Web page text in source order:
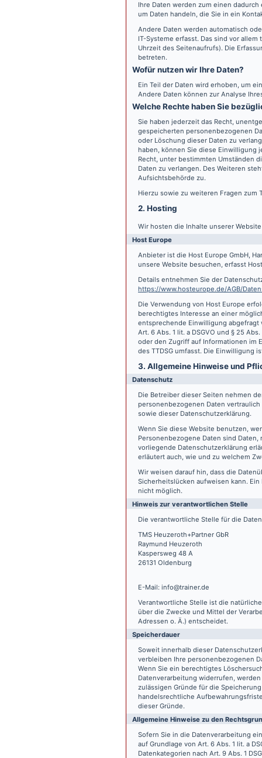
Ihre Daten werden zum einen
um Daten handeln, die Sie in ein
Andere Daten werden automatisch
IT-Systeme erfasst. Das sind vor
Uhrzeit des Seitenaufrufs). Die
betreten.
Wofür nutzen wir Ihre Daten?
Ein Teil der Daten wird erhoben, um
Andere Daten können zur Analyse
Welche Rechte haben Sie
Sie haben jederzeit das Recht,
gespeicherten personenbezogenen
oder Löschung dieser Daten zu
haben, können Sie diese Einwilligung
Recht, unter bestimmten Umständen
Daten zu verlangen. Des Weiteren
Aufsichtsbehörde zu.
Hierzu sowie zu weiteren Fragen zum
2. Hosting
Wir hosten die Inhalte unserer
Host Europe
Anbieter ist die Host Europe GmbH,
unsere Website besuchen, erfasst
Details entnehmen Sie der
https://www.hosteurope.de/AGB/
Die Verwendung von Host Europe
berechtigtes Interesse an einer
entsprechende Einwilligung abgefragt
Art. 6 Abs. 1 lit. a DSGVO und § 25
oder den Zugriff auf Informationen im
des TTDSG umfasst. Die Einwilligung
3. Allgemeine Hinweise und
Datenschutz
Die Betreiber dieser Seiten nehmen
personenbezogenen Daten
sowie dieser Datenschutzerklärung.
Wenn Sie diese Website benutzen,
Personenbezogene Daten sind
vorliegende Datenschutzerklärung
erläutert auch, wie und zu welchem
Wir weisen darauf hin, dass die
Sicherheitslücken aufweisen kann.
nicht möglich.
Hinweis zur verantwortlichen Stelle
Die verantwortliche Stelle für die
TMS Heuzeroth+Partner GbR
Raymund Heuzeroth
Kaspersweg 48 A
26131 Oldenburg
E-Mail: info@trainer.de
Verantwortliche Stelle ist die
über die Zwecke und Mittel der
Adressen o. Ä.) entscheidet.
Speicherdauer
Soweit innerhalb dieser
verbleiben Ihre personenbezogenen
Wenn Sie ein berechtigtes
Datenverarbeitung widerrufen,
zulässigen Gründe für die
handelsrechtliche
dieser Gründe.
Allgemeine Hinweise zu den
Sofern Sie in die Datenverarbeitung
auf Grundlage von Art. 6 Abs. 1 lit. a
Datenkategorien nach Art. 9 Abs. 1